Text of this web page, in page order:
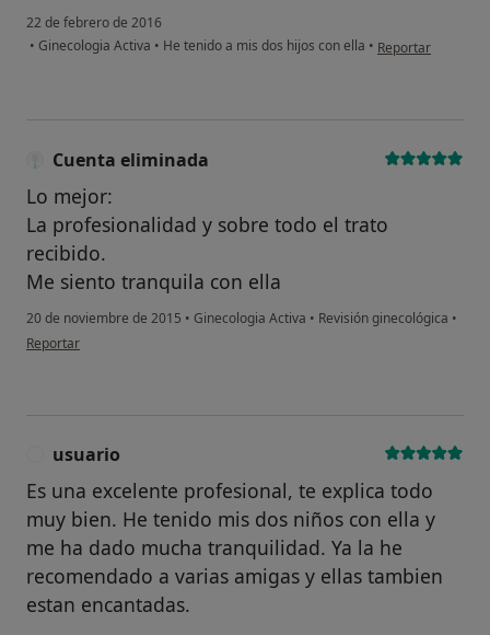
22 de febrero de 2016
• Ginecologia Activa • He tenido a mis dos hijos con ella • en opinión del
Reportar
Cuenta eliminada
Lo mejor:
La profesionalidad y sobre todo el trato
recibido.
Me siento tranquila con ella
20 de noviembre de 2015 • Ginecologia Activa • Revisión ginecológica •
en opinión del usuario Cuenta eliminada
Reportar
usuario
Es una excelente profesional, te explica todo
muy bien. He tenido mis dos niños con ella y
me ha dado mucha tranquilidad. Ya la he
recomendado a varias amigas y ellas tambien
estan encantadas.